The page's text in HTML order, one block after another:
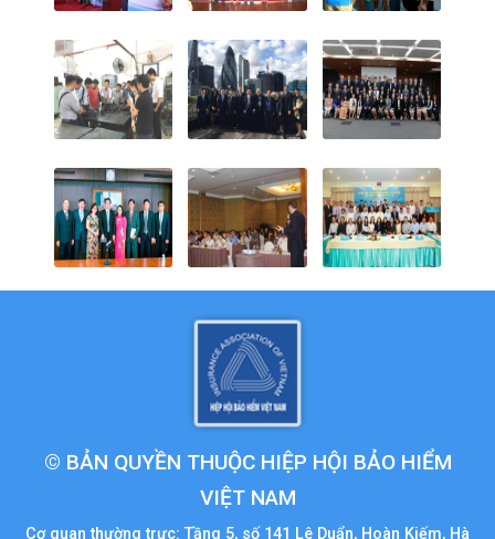
© BẢN QUYỀN THUỘC HIỆP HỘI BẢO HIỂM
VIỆT NAM
Cơ quan thường trực: Tầng 5, số 141 Lê Duẩn, Hoàn Kiếm, Hà